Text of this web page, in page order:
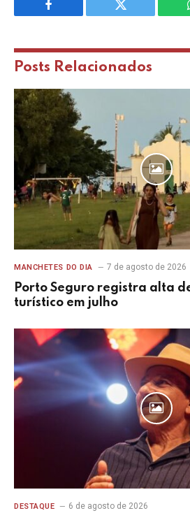
Facebook Twitter
Posts Relacionados
MANCHETES DO DIA 7 de agosto de 2026
Porto Seguro registra alta
turístico em julho
DESTAQUE 6 de agosto de 2026